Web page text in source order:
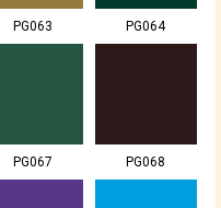
PG063 PG064
PG067 PG068